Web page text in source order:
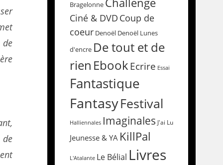
Bragelonne
Ciné & DVD Coup de
coeur Denoël Denoël Lunes
d'encre De tout et de
rien EbookEcrire Essai
Fantastique
FantasyFestival
Halliennales Imaginales J'ai Lu
Jeunesse & YA KillPal
L'Atalante Le Bélial Livres